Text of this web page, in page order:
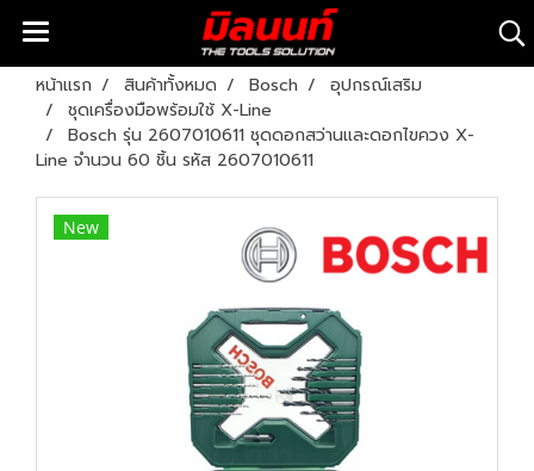
หน้าแรก สินค้าทั้งหมด Bosch
อุปกรณ์เสริม
ชุดเครื่องมือพร้อมใช้ X-Line
Bosch รุ่น 2607010611 ชุดดอกสว่านและดอกไขควง X-
Line จำนวน 60 ชิ้น รหัส 2607010611
New